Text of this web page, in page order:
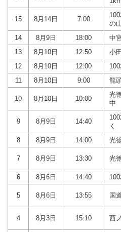
15 8月14日 7:00
の
14 8月9日 18:00 中
13
8月10日 12:50 小
12
8月10日 12:00
11
8月10日 9:00 龍
10 8月10日 10:00
光
中
9 8月9日 14:40
く
8 8月9日 14:00 光
7 8月9日 13:30 光
6 8月6日 14:40
5 8月6日 13:55 国
4 8月3日 15:10 西